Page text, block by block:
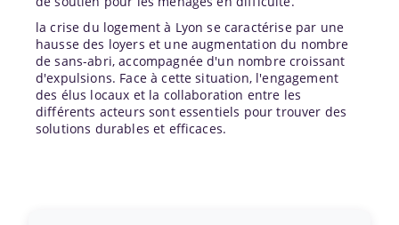
la crise du logement à Lyon se caractérise par une
hausse des loyers et une augmentation du nombre
de sans-abri, accompagnée d'un nombre croissant
d'expulsions. Face à cette situation, l'engagement
des élus locaux et la collaboration entre les
différents acteurs sont essentiels pour trouver des
solutions durables et efficaces.